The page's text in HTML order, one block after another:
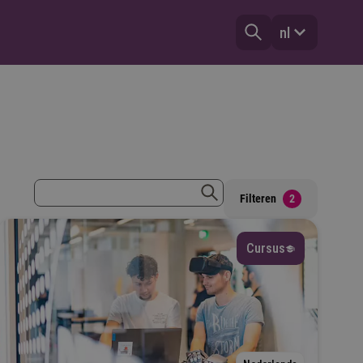
nl
zoekterm
zoeken
Filteren 2
Cursus